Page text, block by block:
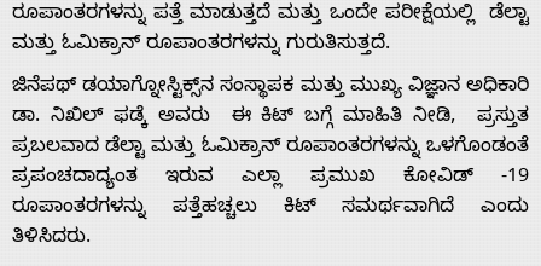
Home
ರೂಪಾಂತರಗಳನ್ನು ಪತ್ತೆ ಮಾಡುತ್ತದೆ ಮತ್ತು ಒಂದೇ ಪರೀಕ್ಷೆಯಲ್ಲಿ ಡೆಲ್ಟಾ
ಮತ್ತು ಓಮಿಕ್ರಾನ್ ರೂಪಾಂತರಗಳನ್ನು ಗುರುತಿಸುತ್ತದೆ.
ಜಿನೆಪಥ್ ಡಯಾಗ್ನೋಸ್ಟಿಕ್ಸ್‌ನ ಸಂಸ್ಥಾಪಕ ಮತ್ತು ಮುಖ್ಯ ವಿಜ್ಞಾನ ಅಧಿಕಾರಿ
ಡಾ. ನಿಖಿಲ್ ಫಡ್ಕೆ ಅವರು ಈ ಕಿಟ್‌ ಬಗ್ಗೆ ಮಾಹಿತಿ ನೀಡಿ, ಪ್ರಸ್ತುತ
ಪ್ರಬಲವಾದ ಡೆಲ್ಟಾ ಮತ್ತು ಓಮಿಕ್ರಾನ್ ರೂಪಾಂತರಗಳನ್ನು ಒಳಗೊಂಡಂತೆ
ಪ್ರಪಂಚದಾದ್ಯಂತ ಇರುವ ಎಲ್ಲಾ ಪ್ರಮುಖ ಕೋವಿಡ್ -19
ರೂಪಾಂತರಗಳನ್ನು ಪತ್ತೆಹಚ್ಚಲು ಕಿಟ್ ಸಮರ್ಥವಾಗಿದೆ ಎಂದು
ತಿಳಿಸಿದರು. ‌